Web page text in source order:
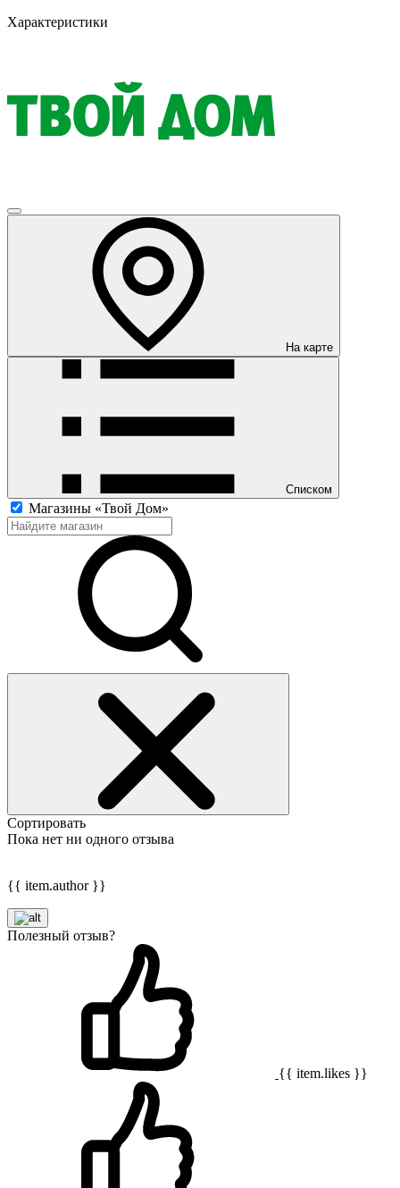
Характеристики
На карте
Списком
Магазины «Твой Дом»
Сортировать
Пока нет ни одного отзыва
{{ item.author }}
Полезный отзыв?
{{ item.likes }}